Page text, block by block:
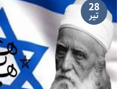
28
تیر